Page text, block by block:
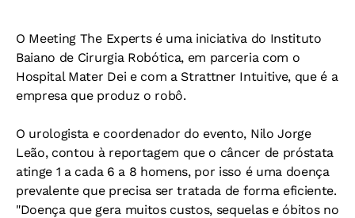
O Meeting The Experts é uma iniciativa do Instituto
Baiano de Cirurgia Robótica, em parceria com o
Hospital Mater Dei e com a Strattner Intuitive, que é a
empresa que produz o robô.
O urologista e coordenador do evento, Nilo Jorge
Leão, contou à reportagem que o câncer de próstata
atinge 1 a cada 6 a 8 homens, por isso é uma doença
prevalente que precisa ser tratada de forma eficiente.
"Doença que gera muitos custos, sequelas e óbitos no